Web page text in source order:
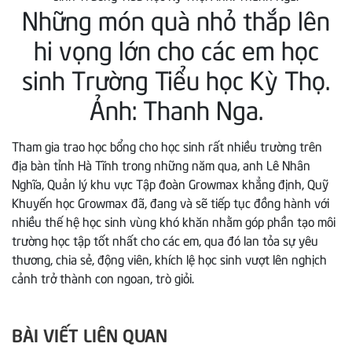
Những món quà nhỏ thắp lên
hi vọng lớn cho các em học
sinh Trường Tiểu học Kỳ Thọ.
Ảnh: Thanh Nga.
Tham gia trao học bổng cho học sinh rất nhiều trường trên
địa bàn tỉnh Hà Tĩnh trong những năm qua, anh Lê Nhân
Nghĩa, Quản lý khu vực Tập đoàn Growmax khẳng định, Quỹ
Khuyến học Growmax đã, đang và sẽ tiếp tục đồng hành với
nhiều thế hệ học sinh vùng khó khăn nhằm góp phần tạo môi
trường học tập tốt nhất cho các em, qua đó lan tỏa sự yêu
thương, chia sẻ, động viên, khích lệ học sinh vượt lên nghịch
cảnh trở thành con ngoan, trò giỏi.
BÀI VIẾT LIÊN QUAN